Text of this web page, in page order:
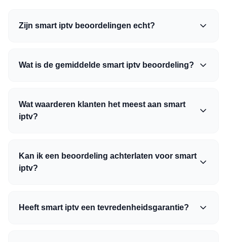
Zijn smart iptv beoordelingen echt?
Wat is de gemiddelde smart iptv beoordeling?
Wat waarderen klanten het meest aan smart
iptv?
Kan ik een beoordeling achterlaten voor smart
iptv?
Heeft smart iptv een tevredenheidsgarantie?